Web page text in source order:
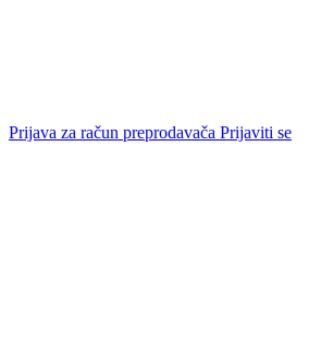
Prijava za račun preprodavača Prijaviti se